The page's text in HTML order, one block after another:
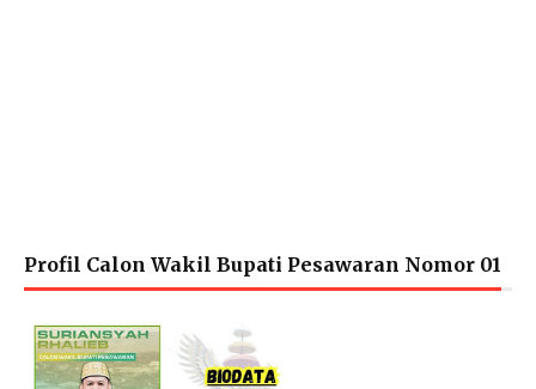
Profil Calon Wakil Bupati Pesawaran Nomor 01